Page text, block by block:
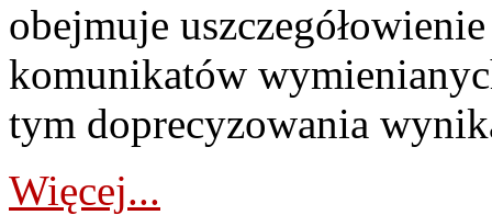
obejmuje
komunikatów
tym doprecyzowania
Więcej...